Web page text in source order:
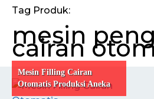
Tag Produk:
mesin
cairan
Mesin Filling Cairan
Otomatis Produksi Aneka
Mesin